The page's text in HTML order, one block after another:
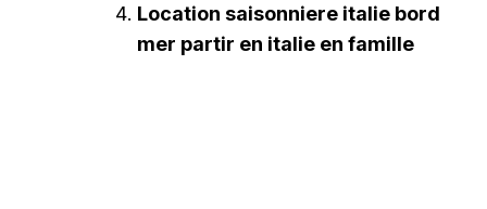
Location saisonniere italie bord
mer partir en italie en famille